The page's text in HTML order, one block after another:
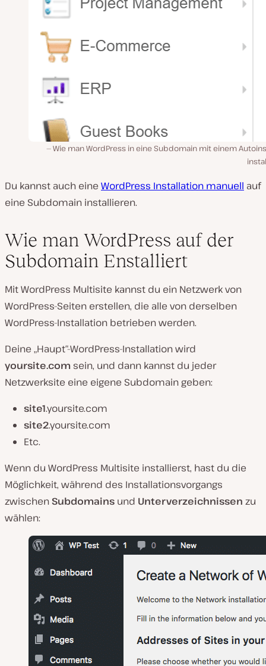
Wie man WordPress in eine Subdomain mit einem
Du kannst auch eine WordPress Installation manuell auf
eine Subdomain installieren.
Wie man WordPress auf der
Subdomain Enstalliert
Mit WordPress Multisite kannst du ein Netzwerk von
WordPress-Seiten erstellen, die alle von derselben
WordPress-Installation betrieben werden.
Deine „Haupt“-WordPress-Installation wird
yoursite.com sein, und dann kannst du jeder
Netzwerksite eine eigene Subdomain geben:
site1.yoursite.com
site2.yoursite.com
Etc.
Wenn du WordPress Multisite installierst, hast du die
Möglichkeit, während des Installationsvorgangs
zwischen Subdomains und Unterverzeichnissen zu
wählen: